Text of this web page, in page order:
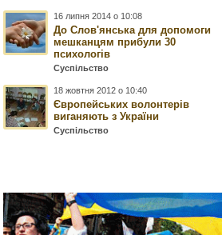
16 липня 2014 о 10:08
До Слов'янська для допомоги
мешканцям прибули 30
психологів
Суспільство
18 жовтня 2012 о 10:40
Європейських волонтерів
виганяють з України
Суспільство